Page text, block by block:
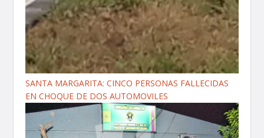
SANTA MARGARITA: CINCO PERSONAS FALLECIDAS
EN CHOQUE DE DOS AUTOMOVILES